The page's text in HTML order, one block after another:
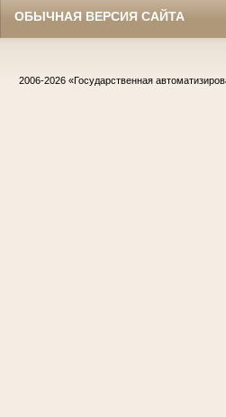
ОБЫЧНАЯ ВЕРСИЯ САЙТА
2006-2026 «Государственная